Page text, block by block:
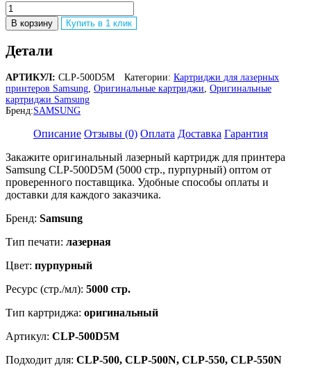
Количество
товара
Оригинальный
лазерный
картридж
CLP-
500D5M
для
CLP-
500N,
CLP-
550,
CLP-
В корзину Купить в 1 клик
Детали
АРТИКУЛ: CLP-500D5M Категории: Картриджи для лазерных
принтеров Samsung Оригинальные картриджи Оригинальные
картриджи Samsung
Бренд:SAMSUNG
Описание Отзывы (0) Оплата Доставка Гарантия
Закажите оригинальный лазерный картридж для принтера
Samsung CLP-500D5M (5000 стр., пурпурный) оптом от
проверенного поставщика. Удобные способы оплаты и
доставки для каждого заказчика.
Бренд: Samsung
Тип печати: лазерная
Цвет: пурпурный
Ресурс (стр./мл): 5000 стр.
Тип картриджа: оригинальный
Артикул: CLP-500D5M
Подходит для: CLP-500, CLP-500N, CLP-550, CLP-550N